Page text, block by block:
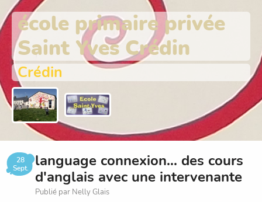
école primaire privée
Saint Yves Crédin
Crédin
28
Sept.
language connexion... des cours
d'anglais avec une intervenante
Publié par Nelly Glais